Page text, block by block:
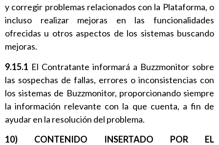
y corregir problemas relacionados con la Plataforma, o
incluso realizar mejoras en las funcionalidades
ofrecidas u otros aspectos de los sistemas buscando
mejoras.
9.15.1 El Contratante informará a Buzzmonitor sobre
las sospechas de fallas, errores o inconsistencias con
los sistemas de Buzzmonitor, proporcionando siempre
la información relevante con la que cuenta, a fin de
ayudar en la resolución del problema.
10) CONTENIDO INSERTADO POR EL